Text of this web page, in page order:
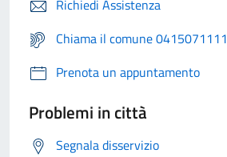
Richiedi Assistenza
Chiama il comune 0415071111
Prenota un appuntamento
Problemi in città
Segnala disservizio